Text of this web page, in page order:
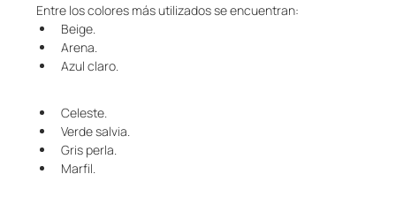
Entre los colores más utilizados se encuentran:
Beige.
Arena.
Azul claro.
Celeste.
Verde salvia.
Gris perla.
Marfil.